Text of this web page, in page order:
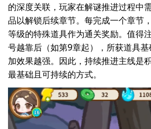
的深度关联，玩家在解谜推进过程中
品以解锁后续章节。每完成一个章节
等级的特殊道具作为通关奖励。值得
号越靠后（如第9章起），所获道具
加效果越强。因此，持续推进主线是
最基础且可持续的方式。